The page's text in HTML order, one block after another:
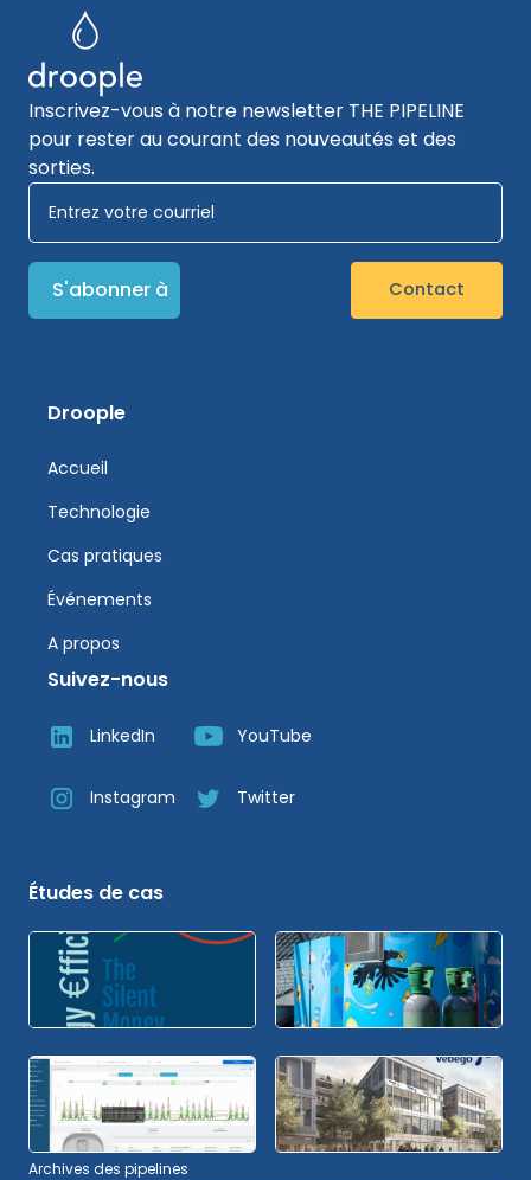
Inscrivez-vous à notre newsletter THE PIPELINE
pour rester au courant des nouveautés et des
sorties.
Contact
Droople
Accueil
Technologie
Cas pratiques
Événements
A propos
Suivez-nous
LinkedIn YouTube
Instagram Twitter
Études de cas
Archives des pipelines